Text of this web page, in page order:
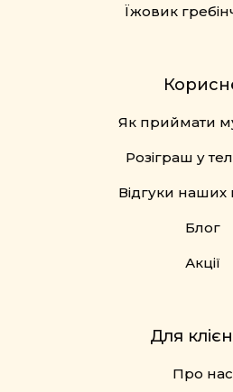
Їжовик
Як приймати
Розіграш у
Відгуки наших
Блог
Акції
Для
Про нас